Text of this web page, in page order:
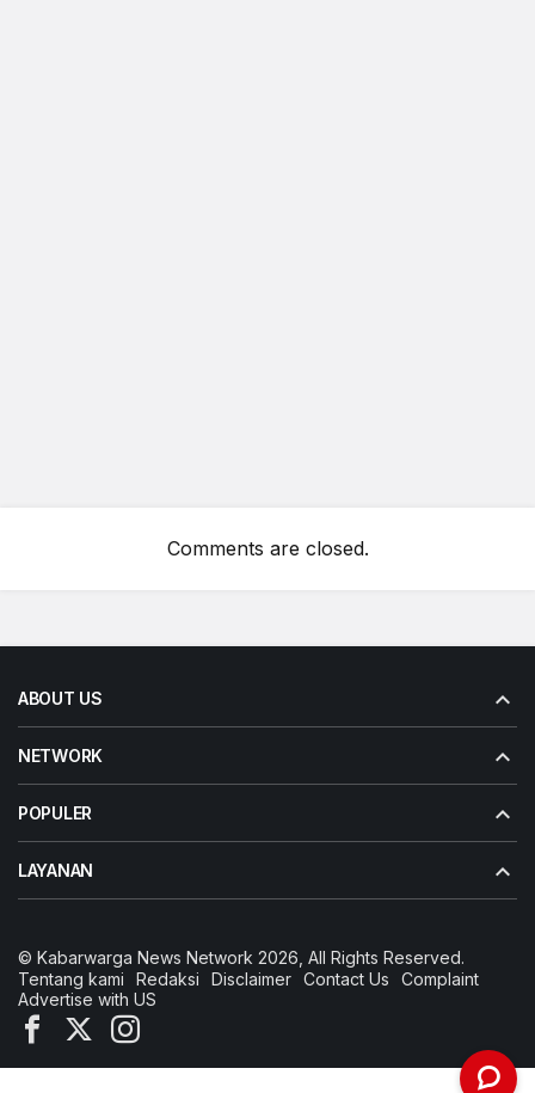
Comments are closed.
ABOUT US
NETWORK
POPULER
LAYANAN
© Kabarwarga News Network 2026, All Rights Reserved.
Tentang kami
Redaksi Disclaimer Contact Us
Complaint
Advertise with US